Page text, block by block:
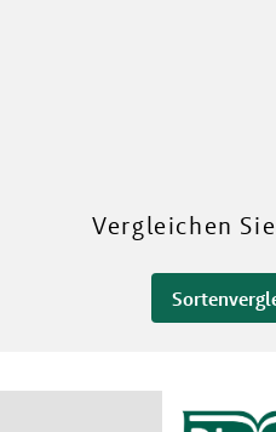
Mehr über unsere
Vergleichen